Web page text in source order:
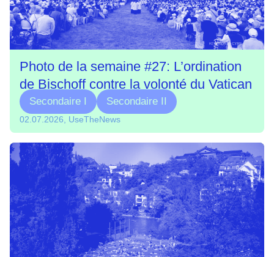
Photo de la semaine #27: L’ordination
de Bischoff contre la volonté du Vatican
Secondaire I Secondaire II
02.07.2026, UseTheNews